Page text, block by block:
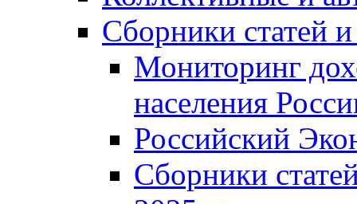
Сборники статей
Мониторинг
населения
Российский
Сборники